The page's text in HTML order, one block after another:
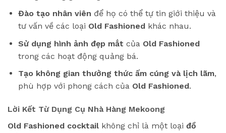
Đào tạo nhân viên để họ có thể tự tin giới thiệu và
tư vấn về các loại Old Fashionedkhác nhau.
Sử dụng hình ảnh đẹp mắt của Old Fashioned
trong các hoạt động quảng bá.
Tạo không gian thưởng thức ấm cúng và lịch lãm,
phù hợp với phong cách của Old Fashioned.
Lời Kết Từ Dụng Cụ Nhà Hàng Mekoong
Old Fashioned cocktail không chỉ là một loại đồ